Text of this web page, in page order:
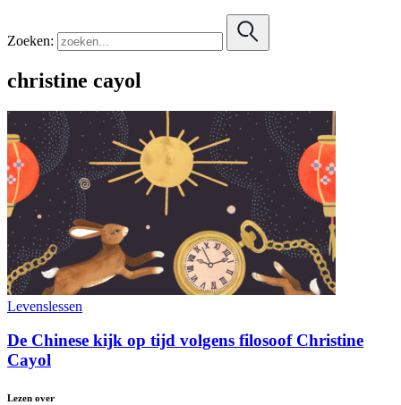
Zoeken:
christine cayol
Levenslessen
De Chinese kijk op tijd volgens filosoof Christine
Cayol
Lezen over